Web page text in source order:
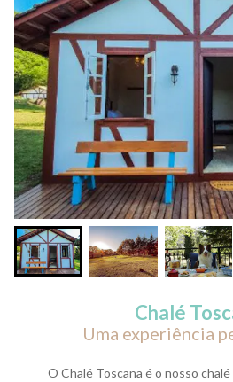
Chalé
Uma experiência
O Chalé Toscana é o nosso